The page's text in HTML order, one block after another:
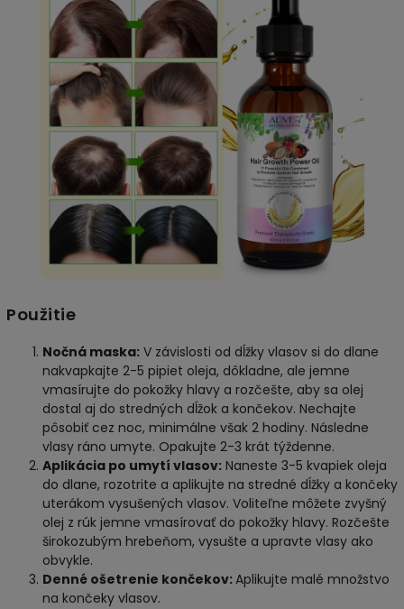
Použitie
Nočná maska: V závislosti od dĺžky vlasov si do dlane
nakvapkajte 2-5 pipiet oleja, dôkladne, ale jemne
vmasírujte do pokožky hlavy a rozčešte, aby sa olej
dostal aj do stredných dĺžok a končekov. Nechajte
pôsobiť cez noc, minimálne však 2 hodiny. Následne
vlasy ráno umyte. Opakujte 2-3 krát týždenne.
Aplikácia po umytí vlasov: Naneste 3-5 kvapiek oleja
do dlane, rozotrite a aplikujte na stredné dĺžky a končeky
uterákom vysušených vlasov. Voliteľne môžete zvyšný
olej z rúk jemne vmasírovať do pokožky hlavy. Rozčešte
širokozubým hrebeňom, vysušte a upravte vlasy ako
obvykle.
Denné ošetrenie končekov:Aplikujte malé množstvo
na končeky vlasov.